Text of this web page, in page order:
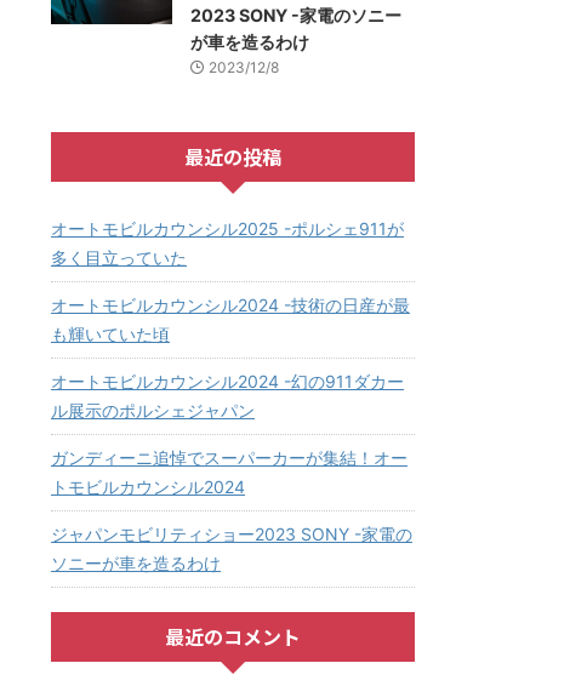
2023 SONY -家電のソニー
が車を造るわけ
2023/12/8
最近の投稿
オートモビルカウンシル2025 -ポルシェ911が
多く目立っていた
オートモビルカウンシル2024 -技術の日産が最
も輝いていた頃
オートモビルカウンシル2024 -幻の911ダカー
ル展示のポルシェジャパン
ガンディーニ追悼でスーパーカーが集結！オー
トモビルカウンシル2024
ジャパンモビリティショー2023 SONY -家電の
ソニーが車を造るわけ
最近のコメント